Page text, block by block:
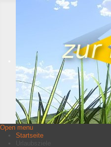
Open menu
Startseite